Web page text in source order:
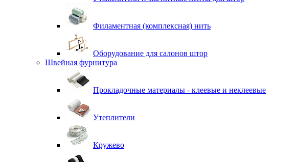
Филаментная (комплексная) нить
Оборудование для салонов штор
Швейная фурнитура
Прокладочные материалы - клеевые и неклеевые
Утеплители
Кружево